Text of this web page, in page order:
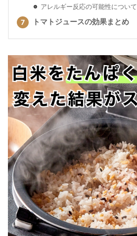
アレルギー反応の可能性について
トマトジュースの効果まとめ